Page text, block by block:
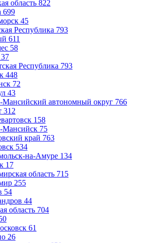
область 822
699
45
Республика 793
611
58
37
Республика 793
448
72
43
автономный округ 766
312
158
Мансийск 75
край 763
534
на-Амуре 134
17
область 715
255
54
44
область 704
61
26